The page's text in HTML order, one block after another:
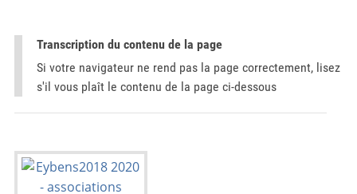
Transcription du contenu de la page
Si votre navigateur ne rend pas la page correctement, lisez
s'il vous plaît le contenu de la page ci-dessous